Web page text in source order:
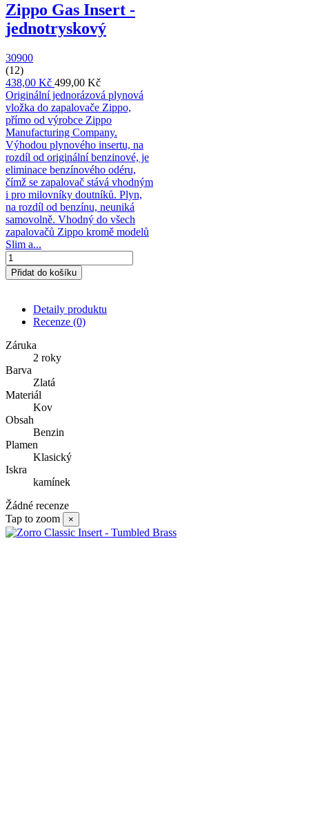
Zippo Gas Insert -
jednotryskový
30900
(12)
438,00 Kč 499,00 Kč
Originální jednorázová plynová
vložka do zapalovače Zippo,
přímo od výrobce Zippo
Manufacturing Company.
Výhodou plynového insertu, na
rozdíl od originální benzinové, je
eliminace benzínového odéru,
čímž se zapalovač stává vhodným
i pro milovníky doutníků. Plyn,
na rozdíl od benzínu, neuniká
samovolně. Vhodný do všech
zapalovačů Zippo kromě modelů
Slim a...
Přidat do košíku
Detaily produktu
Recenze (0)
Záruka
2 roky
Barva
Zlatá
Materiál
Kov
Obsah
Benzin
Plamen
Klasický
Iskra
kamínek
Žádné recenze
Tap to zoom
×